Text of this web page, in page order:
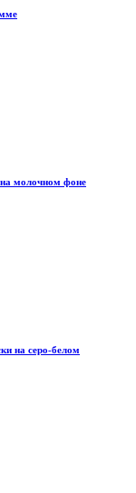
молочном фоне
на серо-белом